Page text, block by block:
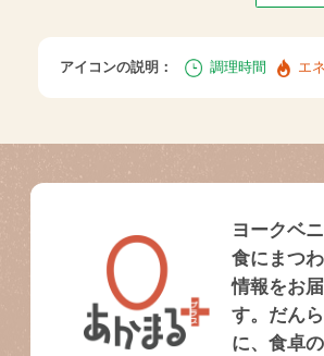
アイコンの説明： 調理時間 エ
ヨークベ
食にまつ
情報をお
す。だん
に、食卓